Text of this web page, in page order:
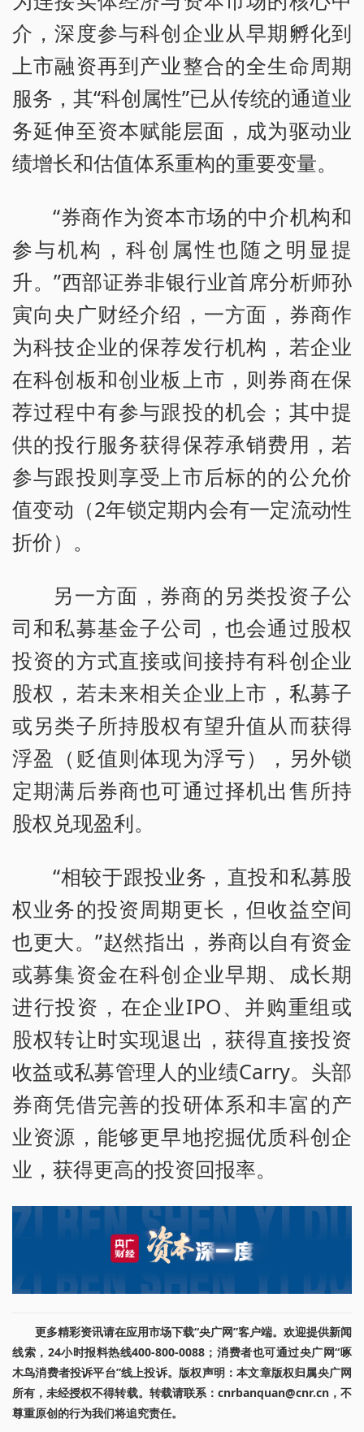
介，深度参与科创企业从早期孵化到
上市融资再到产业整合的全生命周期
服务，其“科创属性”已从传统的通道业
务延伸至资本赋能层面，成为驱动业
绩增长和估值体系重构的重要变量。
“券商作为资本市场的中介机构和
参与机构，科创属性也随之明显提
升。”西部证券非银行业首席分析师孙
寅向央广财经介绍，一方面，券商作
为科技企业的保荐发行机构，若企业
在科创板和创业板上市，则券商在保
荐过程中有参与跟投的机会；其中提
供的投行服务获得保荐承销费用，若
参与跟投则享受上市后标的的公允价
值变动（2年锁定期内会有一定流动性
折价）。
另一方面，券商的另类投资子公
司和私募基金子公司，也会通过股权
投资的方式直接或间接持有科创企业
股权，若未来相关企业上市，私募子
或另类子所持股权有望升值从而获得
浮盈（贬值则体现为浮亏），另外锁
定期满后券商也可通过择机出售所持
股权兑现盈利。
“相较于跟投业务，直投和私募股
权业务的投资周期更长，但收益空间
也更大。”赵然指出，券商以自有资金
或募集资金在科创企业早期、成长期
进行投资，在企业IPO、并购重组或
股权转让时实现退出，获得直接投资
收益或私募管理人的业绩Carry。头部
券商凭借完善的投研体系和丰富的产
业资源，能够更早地挖掘优质科创企
业，获得更高的投资回报率。
更多精彩资讯请在应用市场下载“央广网”客户端。欢迎提供新闻
线索，24小时报料热线400-800-0088；消费者也可通过央广网“啄
木鸟消费者投诉平台”线上投诉。版权声明：本文章版权归属央广网
所有，未经授权不得转载。转载请联系：cnrbanquan@cnr.cn，不
尊重原创的行为我们将追究责任。